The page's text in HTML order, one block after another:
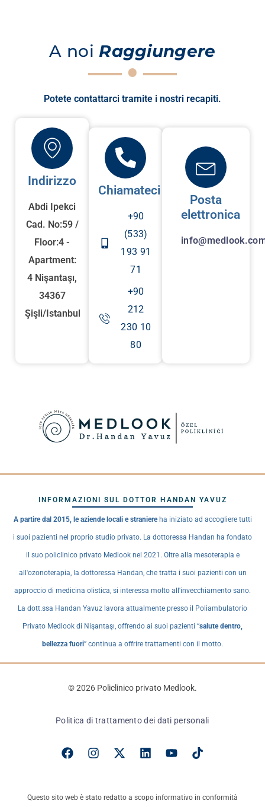
A noi Raggiungere
Potete contattarci tramite i nostri recapiti.
Indirizzo
Abdi Ipekci
Cad. No:59 /
Floor:4 -
Apartment:
4 Nişantaşı,
34367
Şişli/Istanbul
Chiamateci
+90
(533)
193 91
71
+90
212
230 10
80
Posta
elettronica
INFORMAZIONI SUL DOTTOR HANDAN YAVUZ
A partire dal 2015, le aziende locali e straniereha iniziato ad accogliere tutti
i suoi pazienti nel proprio studio privato. La dottoressa Handan ha fondato
il suo policlinico privato Medlook nel 2021. Oltre alla mesoterapia e
all'ozonoterapia, la dottoressa Handan, che tratta i suoi pazienti con un
approccio di medicina olistica, si interessa molto all'invecchiamento sano.
La dott.ssa Handan Yavuz lavora attualmente presso il Poliambulatorio
Privato Medlook di Nişantaşı, offrendo ai suoi pazienti “salute dentro,
bellezza fuori” continua a offrire trattamenti con il motto.
© 2026 Policlinico privato Medlook.
Politica di trattamento dei dati personali
Questo sito web è stato redatto a scopo informativo in conformità